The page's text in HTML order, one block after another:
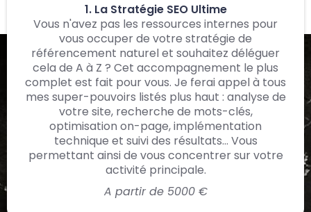
1. La Stratégie SEO Ultime
Vous n'avez pas les ressources internes pour
vous occuper de votre stratégie de
référencement naturel et souhaitez déléguer
cela de A à Z ? Cet accompagnement le plus
complet est fait pour vous. Je ferai appel à tous
mes super-pouvoirs listés plus haut : analyse de
votre site, recherche de mots-clés,
optimisation on-page, implémentation
technique et suivi des résultats... Vous
permettant ainsi de vous concentrer sur votre
activité principale.
A partir de 5000 €